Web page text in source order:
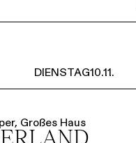
DIENSTAG10.11.
Großes Haus